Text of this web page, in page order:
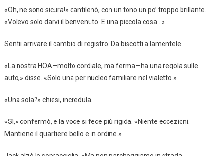
«Oh, ne sono sicura!» cantilenò, con un tono un po’ troppo brillante.
«Volevo solo darvi il benvenuto. E una piccola cosa…»
Sentii arrivare il cambio di registro. Da biscotti a lamentele.
«La nostra HOA—molto cordiale, ma ferma—ha una regola sulle
auto,» disse. «Solo una per nucleo familiare nel vialetto.»
«Una sola?» chiesi, incredula.
«Sì,» confermò, e la voce si fece più rigida. «Niente eccezioni.
Mantiene il quartiere bello e in ordine.»